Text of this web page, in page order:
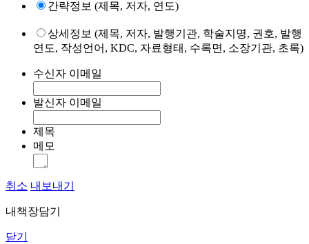
간략정보 (제목, 저자, 연도)
상세정보 (제목, 저자, 발행기관, 학술지명, 권호, 발행
연도, 작성언어, KDC, 자료형태, 수록면, 소장기관, 초록)
수신자 이메일
발신자 이메일
제목
메모
취소 내보내기
내책장담기
닫기